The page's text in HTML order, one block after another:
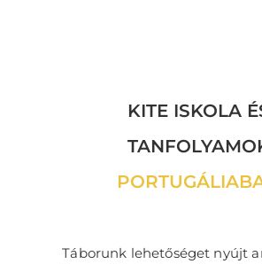
KITE ISKOLA
Táborunk lehetőséget nyújt